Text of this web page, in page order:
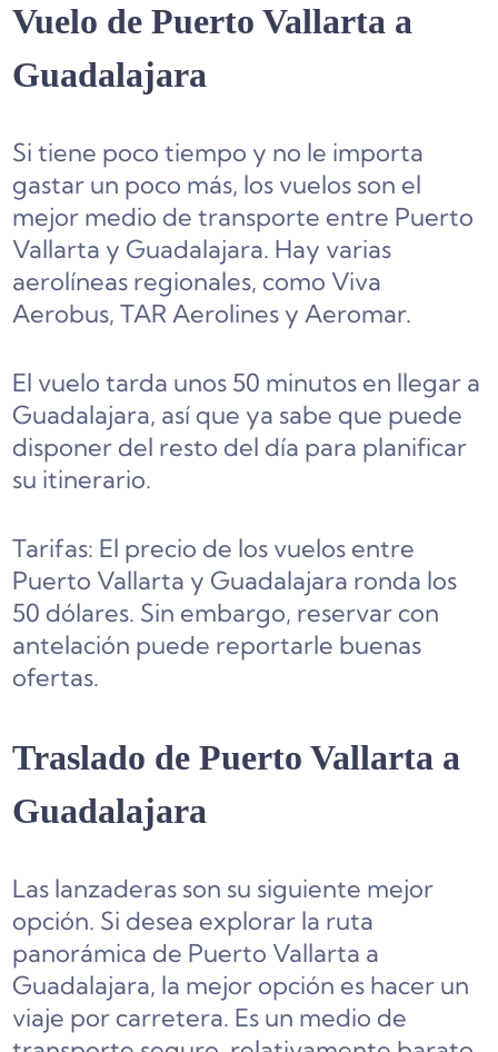
Vuelo de Puerto Vallarta a
Guadalajara
Si tiene poco tiempo y no le importa
gastar un poco más, los vuelos son el
mejor medio de transporte entre Puerto
Vallarta y Guadalajara. Hay varias
aerolíneas regionales, como Viva
Aerobus, TAR Aerolines y Aeromar.
El vuelo tarda unos 50 minutos en llegar a
Guadalajara, así que ya sabe que puede
disponer del resto del día para planificar
su itinerario.
Tarifas: El precio de los vuelos entre
Puerto Vallarta y Guadalajara ronda los
50 dólares. Sin embargo, reservar con
antelación puede reportarle buenas
ofertas.
Traslado de Puerto Vallarta a
Guadalajara
Las lanzaderas son su siguiente mejor
opción. Si desea explorar la ruta
panorámica de Puerto Vallarta a
Guadalajara, la mejor opción es hacer un
viaje por carretera. Es un medio de